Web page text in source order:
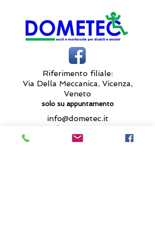
Riferimento filiale:
Via Della Meccanica, Vicenza,
Veneto
solo su appuntamento
info@dometec.it
tel.
04732010287